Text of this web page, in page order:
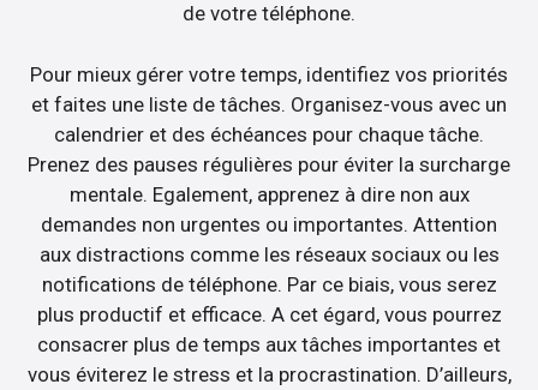
de votre téléphone.
Pour mieux gérer votre temps, identifiez vos priorités
et faites une liste de tâches. Organisez-vous avec un
calendrier et des échéances pour chaque tâche.
Prenez des pauses régulières pour éviter la surcharge
mentale. Egalement, apprenez à dire non aux
demandes non urgentes ou importantes. Attention
aux distractions comme les réseaux sociaux ou les
notifications de téléphone. Par ce biais, vous serez
plus productif et efficace. A cet égard, vous pourrez
consacrer plus de temps aux tâches importantes et
vous éviterez le stress et la procrastination. D’ailleurs,